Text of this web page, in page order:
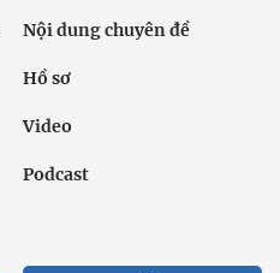
Nội dung chuyên đề
Hồ sơ
Video
Podcast